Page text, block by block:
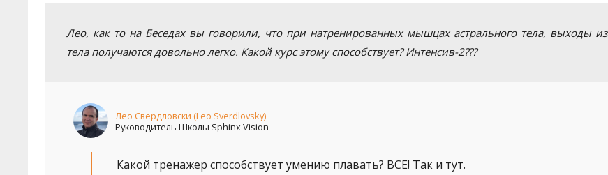
Лео, как то на Беседах вы говорили, что при натренированных мышцах астрального тела, выходы из
тела получаются довольно легко. Какой курс этому способствует? Интенсив-2???
Лео Свердловски (Leo Sverdlovsky)
Руководитель Школы Sphinx Vision
Какой тренажер способствует умению плавать? ВСЕ! Так и тут.